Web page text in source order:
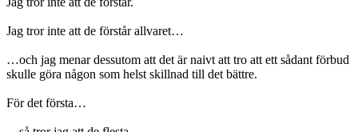
Jag tror inte att de förstår allvaret…
…och jag menar dessutom att det är naivt att tro att ett sådant förbud
skulle göra någon som helst skillnad till det bättre.
För det första…